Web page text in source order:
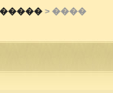
> ����